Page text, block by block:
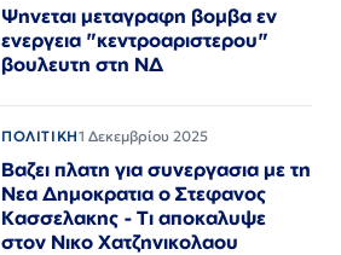
Ψηνεται μεταγραφη βομβα εν
ενεργεια "κεντροαριστερου"
βουλευτη στη ΝΔ
ΠΟΛΙΤΙΚΗ1 Δεκεμβρίου 2025
Βαζει πλατη για συνεργασια με τη
Νεα Δημοκρατια ο Στεφανος
Κασσελακης - Τι αποκαλυψε
στον Νικο Χατζηνικολαου